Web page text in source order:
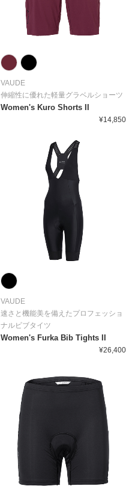
VAUDE
伸縮性に優れた軽量グラベルショーツ
Women's Kuro Shorts II
¥14,850
VAUDE
速さと機能美を備えたプロフェッショ
ナルビブタイツ
Women's Furka Bib Tights II
¥26,400